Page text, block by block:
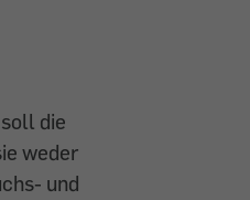
die
weder
und